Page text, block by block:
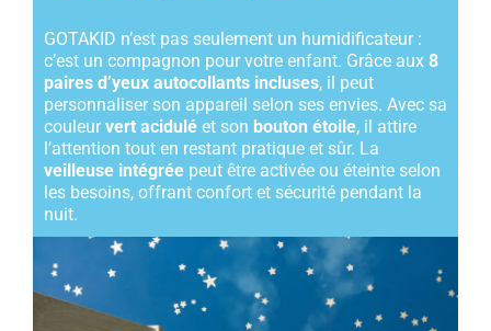
GOTAKID n’est pas seulement un humidificateur :
c’est un compagnon pour votre enfant. Grâce aux 8
paires d’yeux autocollants incluses, il peut
personnaliser son appareil selon ses envies. Avec sa
couleurvert acidulé et son bouton étoile, il attire
l’attention tout en restant pratique et sûr. La
veilleuse intégrée peut être activée ou éteinte selon
les besoins, offrant confort et sécurité pendant la
nuit.